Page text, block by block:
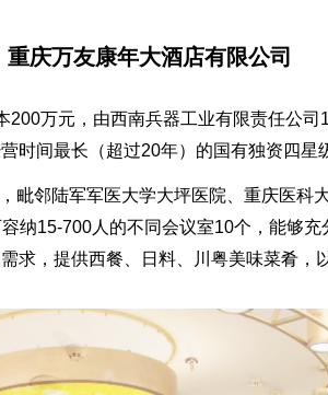
重庆万友康年大酒店有限公司
万元，由西南兵器工业有限责任公
时间最长（超过20年）的国有独资四星
邻陆军军医大学大坪医院、重庆医科
纳15-700人的不同会议室10个，能够
，提供西餐、日料、川粤美味菜肴，